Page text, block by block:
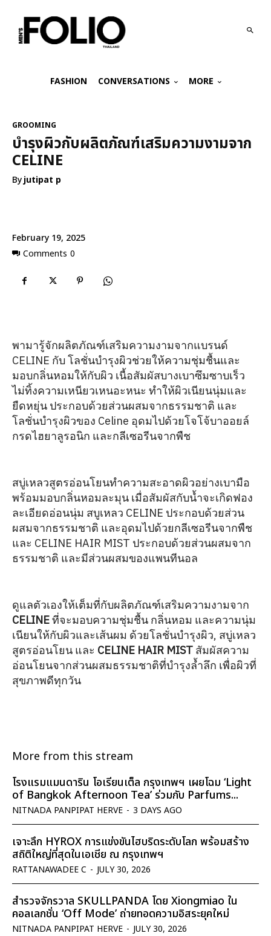
FASHION CONVERSATIONS MORE
February 19, 2025
Comments 0
GROOMING
บำรุงผิวกับผลิตภัณฑ์เสริมความงามจาก
CELINE
Byjutipat p
พามารู้จักผลิตภัณฑ์เสริมความงามจากแบรนด์
CELINE กับ โลชั่นบำรุงผิวช่วยให้ความชุ่มชื้นและ
มอบกลิ่นหอมให้กับผิว เนื้อสัมผัสบางเบาซึมซาบเร็ว
ไม่ทิ้งความเหนียวเหนอะหนะ ทำให้ผิวเนียนนุ่มและ
ยืดหยุ่น ประกอบด้วยส่วนผสมจากธรรมชาติ และ
โลชั่นบำรุงผิวของ Celine อุดมไปด้วยโจโจ้บาออยล์
กรดไฮยาลูรอนิก และกลีเซอรีนจากพืช
สบู่เหลวสูตรอ่อนโยนทำความสะอาดผิวอย่างเบามือ
พร้อมมอบกลิ่นหอมละมุน เมื่อสัมผัสกับน้ำจะเกิดฟอง
ละเอียดอ่อนนุ่ม สบูเหลว CELINE ประกอบด้วยส่วน
ผสมจากธรรมชาติ และอุดมไปด้วยกลีเซอรีนจากพืช
และ CELINE HAIR MIST ประกอบด้วยส่วนผสมจาก
ธรรมชาติ และมีส่วนผสมของแพนทีนอล
ดูแลตัวเองให้เต็มที่กับผลิตภัณฑ์เสริมความงามจาก
CELINEที่จะมอบความชุ่มชื้น กลิ่นหอม และความนุ่ม
เนียนให้กับผิวและเส้นผม ด้วยโลชั่นบำรุงผิว, สบู่เหลว
สูตรอ่อนโยน และ CELINE HAIR MIST สัมผัสความ
อ่อนโยนจากส่วนผสมธรรมชาติที่บำรุงล้ำลึก เพื่อผิวที่
สุขภาพดีทุกวัน
More from this stream
โรงแรมแมนดาริน โอเรียนเต็ล กรุงเทพฯ เผยโฉม ‘Light
of Bangkok Afternoon Tea’ ร่วมกับ Parfums...
NITNADA PANPIPAT HERVE - 3 DAYS AGO
เจาะลึก HYROX การแข่งขันไฮบริดระดับโลก พร้อมสร้าง
สถิติใหญ่ที่สุดในเอเชีย ณ กรุงเทพฯ
RATTANAWADEE C - JULY 30, 2026
สำรวจจักรวาล SKULLPANDA โดย Xiongmiao ใน
คอลเลกชั่น ‘Off Mode’ ถ่ายทอดความอิสระยุคใหม่
NITNADA PANPIPAT HERVE - JULY 30, 2026